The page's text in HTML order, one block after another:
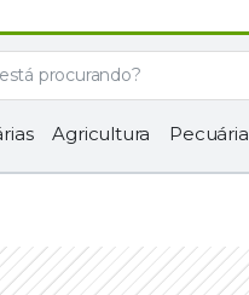
Agricultura Pecuária